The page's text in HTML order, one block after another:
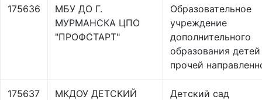
175636
МБУ ДО Г.
МУРМАНСКА ЦПО
"ПРОФСТАРТ"
Образовательное
учреждение
дополнительного
образования детей
прочей
175637
МКДОУ ДЕТСКИЙ
Детский сад